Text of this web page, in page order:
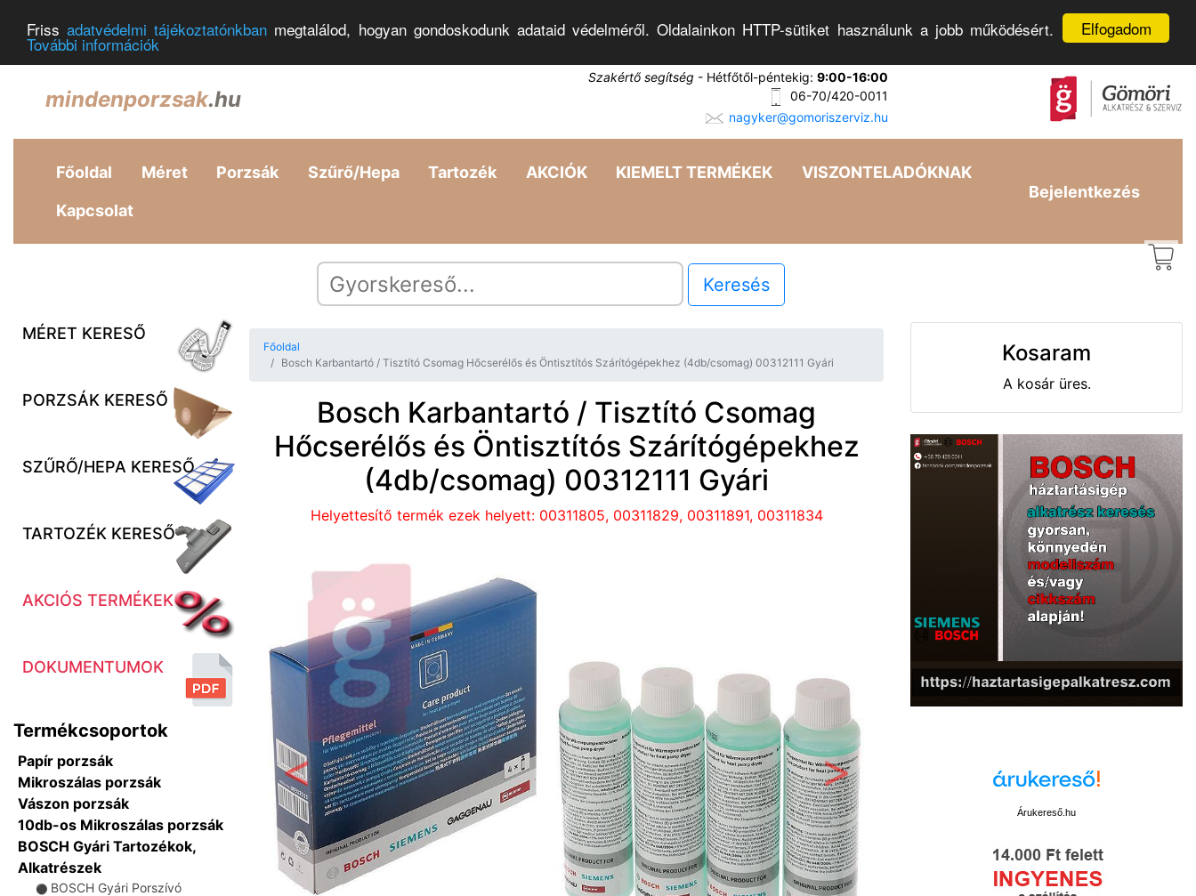
Elfogadom
Frissadatvédelmi tájékoztatónkban megtalálod, hogyan gondoskodunk adataid védelméről. Oldalainkon HTTP-sütiket használunk a jobb működésért.
További információk
mindenporzsak.hu
Szakértő segítség - Hétfőtől-péntekig: 9:00-16:00
06-70/420-0011
nagyker@gomoriszerviz.hu
Főoldal Méret Porzsák Szűrő/Hepa Tartozék AKCIÓK KIEMELT TERMÉKEK VISZONTELADÓKNAK
Kapcsolat
Bejelentkezés
Keresés
MÉRET KERESŐ
PORZSÁK KERESŐ
SZŰRŐ/HEPA KERESŐ
TARTOZÉK KERESŐ
AKCIÓS TERMÉKEK
DOKUMENTUMOK
Termékcsoportok
Papír porzsák
Mikroszálas porzsák
Vászon porzsák
10db-os Mikroszálas porzsák
BOSCH Gyári Tartozékok,
Alkatrészek
⚫ BOSCH Gyári Porszívó
Főoldal
Bosch Karbantartó / Tisztító Csomag Hőcserélős és Öntisztítós Szárítógépekhez (4db/csomag) 00312111 Gyári
Bosch Karbantartó / Tisztító Csomag
Hőcserélős és Öntisztítós Szárítógépekhez
(4db/csomag) 00312111 Gyári
Helyettesítő termék ezek helyett: 00311805, 00311829, 00311891, 00311834
Előző Következő
Kosaram
A kosár üres.
Árukereső.hu